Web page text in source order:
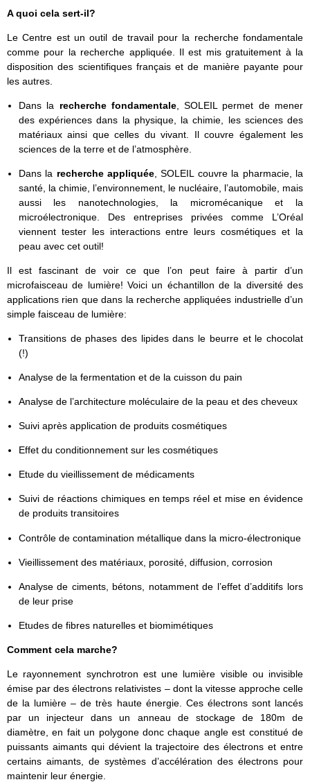
A quoi cela sert-il?
Le Centre est un outil de travail pour la recherche fondamentale
comme pour la recherche appliquée. Il est mis gratuitement à la
disposition des scientifiques français et de manière payante pour
les autres.
Dans la recherche fondamentale, SOLEIL permet de mener
des expériences dans la physique, la chimie, les sciences des
matériaux ainsi que celles du vivant. Il couvre également les
sciences de la terre et de l’atmosphère.
Dans la recherche appliquée , SOLEIL couvre la pharmacie, la
santé, la chimie, l’environnement, le nucléaire, l’automobile, mais
aussi les nanotechnologies, la micromécanique et la
microélectronique. Des entreprises privées comme L’Oréal
viennent tester les interactions entre leurs cosmétiques et la
peau avec cet outil!
Il est fascinant de voir ce que l’on peut faire à partir d’un
microfaisceau de lumière! Voici un échantillon de la diversité des
applications rien que dans la recherche appliquées industrielle d’un
simple faisceau de lumière:
Transitions de phases des lipides dans le beurre et le chocolat
(!)
Analyse de la fermentation et de la cuisson du pain
Analyse de l’architecture moléculaire de la peau et des cheveux
Suivi après application de produits cosmétiques
Effet du conditionnement sur les cosmétiques
Etude du vieillissement de médicaments
Suivi de réactions chimiques en temps réel et mise en évidence
de produits transitoires
Contrôle de contamination métallique dans la micro-électronique
Vieillissement des matériaux, porosité, diffusion, corrosion
Analyse de ciments, bétons, notamment de l’effet d’additifs lors
de leur prise
Etudes de fibres naturelles et biomimétiques
Comment cela marche?
Le rayonnement synchrotron est une lumière visible ou invisible
émise par des électrons relativistes – dont la vitesse approche celle
de la lumière – de très haute énergie. Ces électrons sont lancés
par un injecteur dans un anneau de stockage de 180m de
diamètre, en fait un polygone donc chaque angle est constitué de
puissants aimants qui dévient la trajectoire des électrons et entre
certains aimants, de systèmes d’accélération des électrons pour
maintenir leur énergie.